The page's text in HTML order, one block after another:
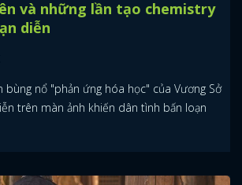
và những lần tạo chemistry
diễn
bùng nổ "phản ứng hóa học" của Vương Sở
trên màn ảnh khiến dân tình bấn loạn